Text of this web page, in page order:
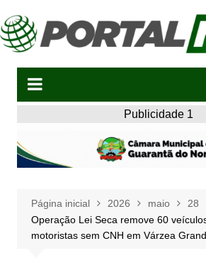
para
o
Publicidade 1
Página inicial 2026 maio
28
Operação Lei Seca remove 60
motoristas sem CNH em Várzea